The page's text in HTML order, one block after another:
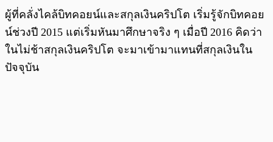
ผู้ที่คลั่งไคล้บิทคอยน์และสกุลเงินคริปโต เริ่มรู้จักบิทคอย
น์ช่วงปี 2015 แต่เริ่มหันมาศึกษาจริง ๆ เมื่อปี 2016 คิดว่า
ในไม่ช้าสกุลเงินคริปโต จะมาเข้ามาแทนที่สกุลเงินใน
ปัจจุบัน